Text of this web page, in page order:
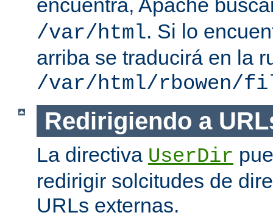
encuentra, Apache
/var/html. Si lo
arriba se traducirá en la
/var/html/rbowen/
Redirigiendo a
La directiva UserDir
redirigir solcitudes de
URLs externas.